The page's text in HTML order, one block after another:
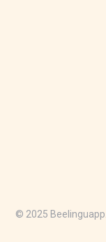
© 2025 Beelinguapp. جميع الحقوق محفوظة. صُنع بـ 🧡 في برلين، DE